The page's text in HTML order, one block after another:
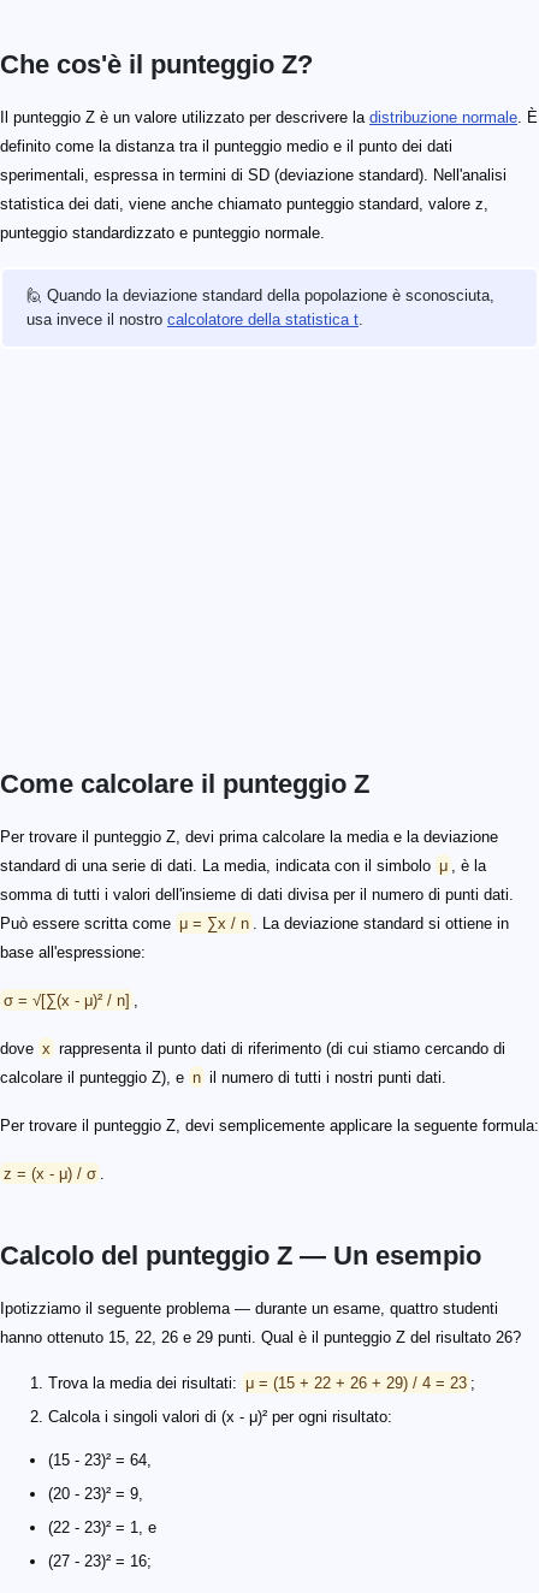
Che cos'è il punteggio Z?
Il punteggio Z è un valore utilizzato per descrivere la distribuzione normale . È
definito come la distanza tra il punteggio medio e il punto dei dati
sperimentali, espressa in termini di SD (deviazione standard). Nell'analisi
statistica dei dati, viene anche chiamato punteggio standard, valore z,
punteggio standardizzato e punteggio normale.
🙋 Quando la deviazione standard della popolazione è sconosciuta,
usa invece il nostro calcolatore della statistica t
Come calcolare il punteggio Z
Per trovare il punteggio Z, devi prima calcolare la media e la deviazione
standard di una serie di dati. La media, indicata con il simbolo μ
, è la
somma di tutti i valori dell'insieme di dati divisa per il numero di punti dati.
Può essere scritta come μ = ∑x / n
. La deviazione standard si ottiene in
base all'espressione:
σ = √[∑(x - μ)² / n]
dove x rappresenta il punto dati di riferimento (di cui stiamo cercando di
calcolare il punteggio Z), e n il numero di tutti i nostri punti dati.
Per trovare il punteggio Z, devi semplicemente applicare la seguente formula:
z = (x - μ) / σ
Calcolo del punteggio Z — Un esempio
Ipotizziamo il seguente problema — durante un esame, quattro studenti
hanno ottenuto 15, 22, 26 e 29 punti. Qual è il punteggio Z del risultato 26?
Trova la media dei risultati: μ = (15 + 22 + 26 + 29) / 4 = 23 ;
Calcola i singoli valori di (x - μ)² per ogni risultato:
(15 - 23)² = 64,
(20 - 23)² = 9,
(22 - 23)² = 1, e
(27 - 23)² = 16;